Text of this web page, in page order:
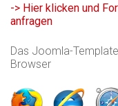
-> Hier klicken und
anfragen
Das Joomla-
Browser